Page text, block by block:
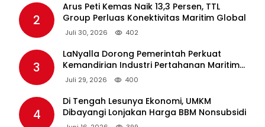
2
Arus Peti Kemas Naik 13,3 Persen, TTL
Group Perluas Konektivitas Maritim Global
Juli 30, 2026 402
3
LaNyalla Dorong Pemerintah Perkuat
Kemandirian Industri Pertahanan Maritim
Lewat PT PAL
Juli 29, 2026 400
4
Di Tengah Lesunya Ekonomi, UMKM
Dibayangi Lonjakan Harga BBM Nonsubsidi